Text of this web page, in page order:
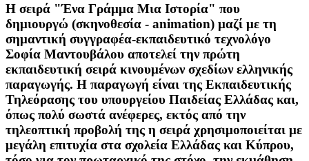
Η σειρά "Ένα Γράμμα Μια Ιστορία" που
δημιουργώ (σκηνοθεσία - animation) μαζί με τη
σημαντική συγγραφέα-εκπαιδευτικό τεχνολόγο
Σοφία Μαντουβάλου αποτελεί την πρώτη
εκπαιδευτική σειρά κινουμένων σχεδίων ελληνικής
παραγωγής. Η παραγωγή είναι της Εκπαιδευτικής
Τηλεόρασης του υπουργείου Παιδείας Ελλάδας και,
όπως πολύ σωστά ανέφερες, εκτός από την
τηλεοπτική προβολή της η σειρά χρησιμοποιείται με
μεγάλη επιτυχία στα σχολεία Ελλάδας και Κύπρου,